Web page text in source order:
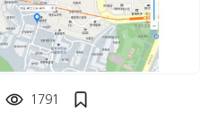
1791